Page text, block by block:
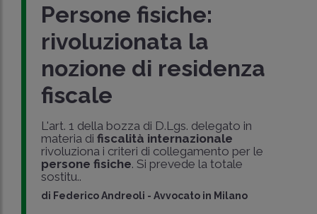
Persone fisiche:
rivoluzionata la
nozione di residenza
fiscale
L'art. 1 della bozza di D.Lgs. delegato in
materia difiscalità internazionale
rivoluziona i criteri di collegamento per le
persone fisiche. Si prevede la totale
sostitu..
di Federico Andreoli -Avvocato in Milano